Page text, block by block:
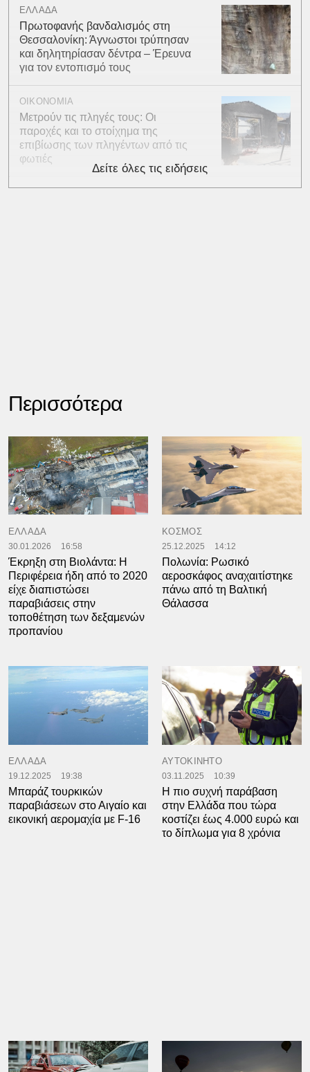
ΕΛΛΑΔΑ
Πρωτοφανής βανδαλισμός στη
Θεσσαλονίκη: Άγνωστοι τρύπησαν
και δηλητηρίασαν δέντρα – Έρευνα
για τον εντοπισμό τους
ΟΙΚΟΝΟΜΙΑ
Μετρούν τις πληγές τους: Οι
παροχές και το στοίχημα της
επιβίωσης των πληγέντων από τις
φωτιές
Δείτε όλες τις ειδήσεις
Περισσότερα
ΕΛΛΑΔΑ
30.01.2026 16:58
Έκρηξη στη Βιολάντα: Η
Περιφέρεια ήδη από το 2020
είχε διαπιστώσει
παραβιάσεις στην
τοποθέτηση των δεξαμενών
προπανίου
ΚΟΣΜΟΣ
25.12.2025 14:12
Πολωνία: Ρωσικό
αεροσκάφος αναχαιτίστηκε
πάνω από τη Βαλτική
Θάλασσα
ΕΛΛΑΔΑ
19.12.2025 19:38
Μπαράζ τουρκικών
παραβιάσεων στο Αιγαίο και
εικονική αερομαχία με F-16
ΑΥΤΟΚΙΝΗΤΟ
03.11.2025 10:39
Η πιο συχνή παράβαση
στην Ελλάδα που τώρα
κοστίζει έως 4.000 ευρώ και
το δίπλωμα για 8 χρόνια